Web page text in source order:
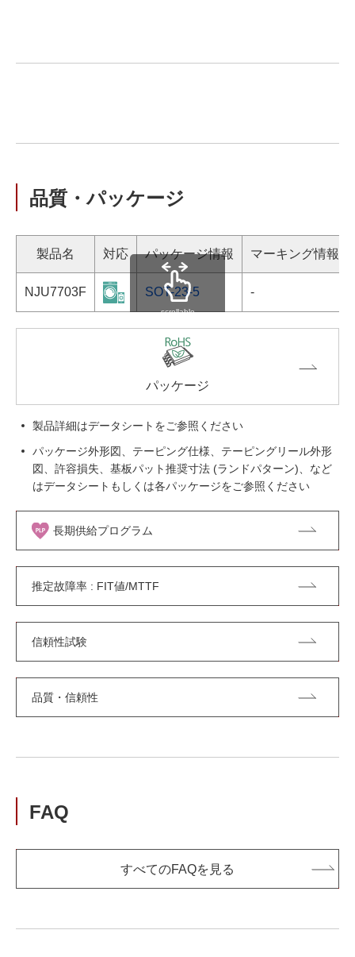
品質・パッケージ
製品名 対応 パッケージ情報 マーキング情報
NJU7703F SOT-23-5 -
scrollable
パッケージ
製品詳細はデータシートをご参照ください
パッケージ外形図、テーピング仕様、テーピングリール外形
図、許容損失、基板パット推奨寸法 (ランドパターン)、など
はデータシートもしくは各パッケージをご参照ください
長期供給プログラム
推定故障率 : FIT値/MTTF
信頼性試験
品質・信頼性
FAQ
すべてのFAQを見る